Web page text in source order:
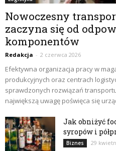
Nowoczesny
zaczyna się od
komponentów
Redakcja - 2 czerwca 2026
Efektywna organizacja pracy w
produkcyjnych oraz centrach
sprawdzonych rozwiązań
największą uwagę poświęca się
Jak obniżyć
syropów i
Biznes 29